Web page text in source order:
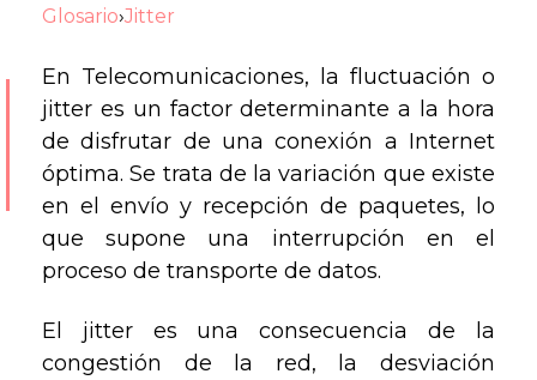
Glosario›Jitter
En Telecomunicaciones, la fluctuación o
jitter es un factor determinante a la hora
de disfrutar de una conexión a Internet
óptima. Se trata de la variación que existe
en el envío y recepción de paquetes, lo
que supone una interrupción en el
proceso de transporte de datos.
El jitter es una consecuencia de la
congestión de la red, la desviación